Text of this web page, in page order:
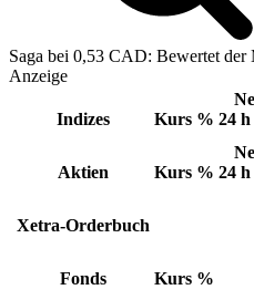
Saga bei 0,53 CAD: Bewertet
Anzeige
Indizes Kurs % 24
Aktien Kurs % 24
Xetra-Orderbuch
Fonds Kurs %